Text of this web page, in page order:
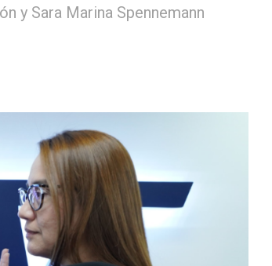
y Sara Marina Spennemann